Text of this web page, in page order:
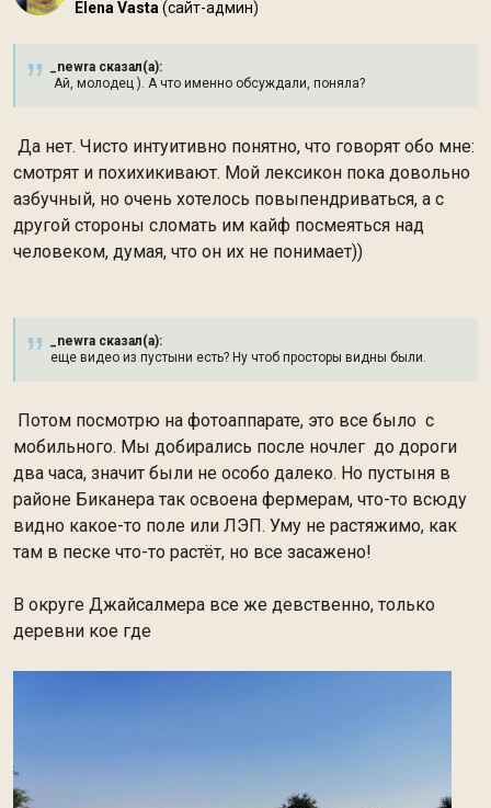
Elena Vasta (сайт-админ)
_newra сказал(а):
Ай, молодец ). А что именно обсуждали, поняла?
Да нет. Чисто интуитивно понятно, что говорят обо мне:
смотрят и похихикивают. Мой лексикон пока довольно
азбучный, но очень хотелось повыпендриваться, а с
другой стороны сломать им кайф посмеяться над
человеком, думая, что он их не понимает))
_newra сказал(а):
еще видео из пустыни есть? Ну чтоб просторы видны были.
Потом посмотрю на фотоаппарате, это все было с
мобильного. Мы добирались после ночлег до дороги
два часа, значит были не особо далеко. Но пустыня в
районе Биканера так освоена фермерам, что-то всюду
видно какое-то поле или ЛЭП. Уму не растяжимо, как
там в песке что-то растёт, но все засажено!
В округе Джайсалмера все же девственно, только
деревни кое где